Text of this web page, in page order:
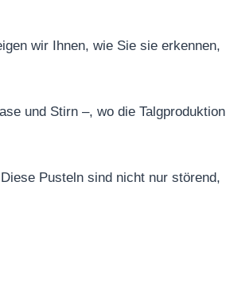
wir Ihnen, wie Sie sie erkennen,
und Stirn –, wo die Talgproduktion
Pusteln sind nicht nur störend,